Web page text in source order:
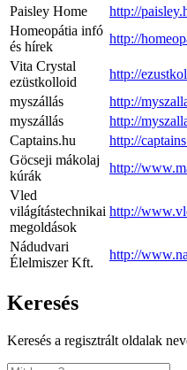
Paisley Home
http://
Homeopátia infó
és hírek
http://
Vita Crystal
ezüstkolloid
http://
myszállás
http://
myszállás
http://
Captains.hu
http://
Göcseji mákolaj
kúrák
http://
Vled
világítástechnikai
megoldások
http://
Nádudvari
Élelmiszer Kft.
http://
Keresés
Keresés a regisztrált oldalak